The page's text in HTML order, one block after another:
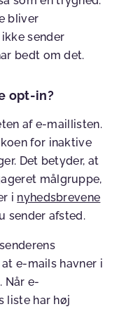
bliver
sender
bedt om det.
opt-in?
af e-maillisten.
for inaktive
Det betyder, at
målgruppe,
i nyhedsbrevene
sender afsted.
e-mails havner i
Når e-
liste har høj